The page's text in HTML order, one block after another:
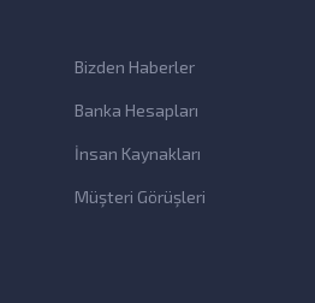
Bizden Haberler
Banka Hesapları
İnsan Kaynakları
Müşteri Görüşleri